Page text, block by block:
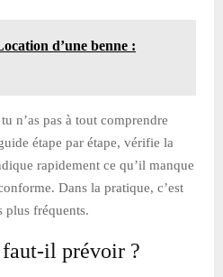
d’une benne :
n’as pas à tout comprendre
étape par étape, vérifie la
rapidement ce qu’il manque
Dans la pratique, c’est
plus fréquents.
faut-il prévoir ?